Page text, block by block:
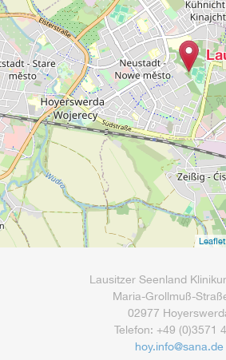
Leaflet
Lausitzer Seenland
Maria-Grollmuß-
02977
Telefon: +49 (0)3571
hoy.info@sana.de